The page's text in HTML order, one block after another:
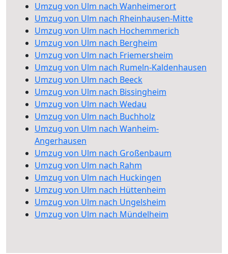
Umzug von Ulm nach Wanheimerort
Umzug von Ulm nach Rheinhausen-Mitte
Umzug von Ulm nach Hochemmerich
Umzug von Ulm nach Bergheim
Umzug von Ulm nach Friemersheim
Umzug von Ulm nach Rumeln-Kaldenhausen
Umzug von Ulm nach Beeck
Umzug von Ulm nach Bissingheim
Umzug von Ulm nach Wedau
Umzug von Ulm nach Buchholz
Umzug von Ulm nach Wanheim-
Angerhausen
Umzug von Ulm nach Großenbaum
Umzug von Ulm nach Rahm
Umzug von Ulm nach Huckingen
Umzug von Ulm nach Hüttenheim
Umzug von Ulm nach Ungelsheim
Umzug von Ulm nach Mündelheim